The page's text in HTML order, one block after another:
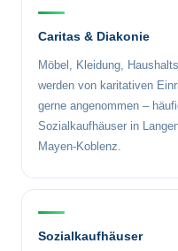
Caritas & Diakonie
Möbel, Kleidung,
werden von karitativen
gerne angenommen –
Sozialkaufhäuser in
Mayen-Koblenz.
Sozialkaufhäuser